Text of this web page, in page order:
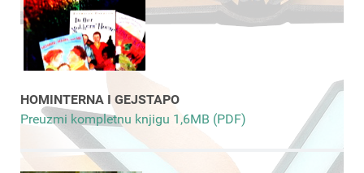
HOMINTERNA I GEJSTAPO
Preuzmi kompletnu knjigu 1,6MB (PDF)